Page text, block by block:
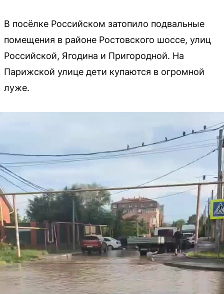
В посёлке Российском затопило подвальные
помещения в районе Ростовского шоссе, улиц
Российской, Ягодина и Пригородной. На
Парижской улице дети купаются в огромной
луже.